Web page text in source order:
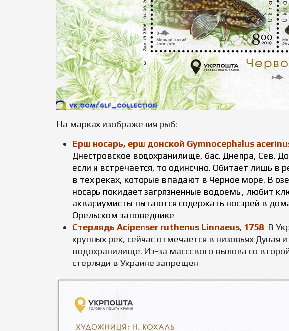
На марках изображения рыб:
Ерш носарь, ерш донской Gymnocephalus
Днестровское водохранилище, бас. Днепра, Сев.
если и встречается, то одиночно. Обитает лишь в
в тех реках, которые впадают в Черное море. В
носарь покидает загрязненные водоемы, любит
аквариумисты пытаются содержать носарей в
Орельском заповеднике
Стерлядь Acipenser ruthenus Linnaeus, 1758 В
крупных рек, сейчас отмечается в низовьях
водохранилище. Из-за массового вылова со
стерляди в Украине запрещен